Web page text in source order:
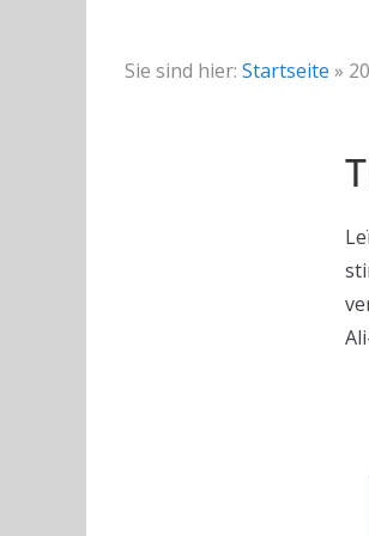
Sie sind hier: Startseite »